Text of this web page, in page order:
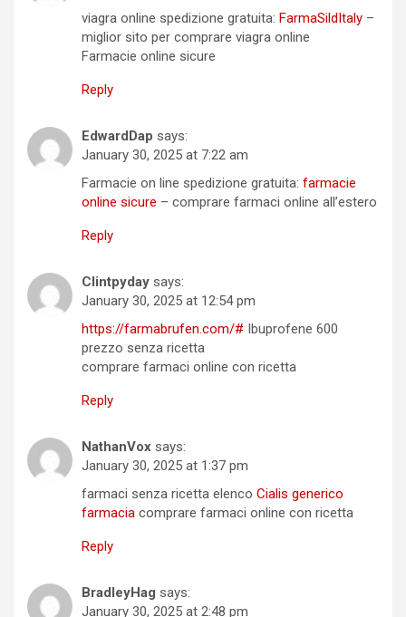
viagra online spedizione gratuita: FarmaSildItaly –
miglior sito per comprare viagra online
Farmacie online sicure
Reply
EdwardDap says:
January 30, 2025 at 7:22 am
Farmacie on line spedizione gratuita: farmacie
online sicure – comprare farmaci online all’estero
Reply
Clintpyday says:
January 30, 2025 at 12:54 pm
https://farmabrufen.com/# Ibuprofene 600
prezzo senza ricetta
comprare farmaci online con ricetta
Reply
NathanVox says:
January 30, 2025 at 1:37 pm
farmaci senza ricetta elenco Cialis generico
farmacia comprare farmaci online con ricetta
Reply
BradleyHag says:
January 30, 2025 at 2:48 pm